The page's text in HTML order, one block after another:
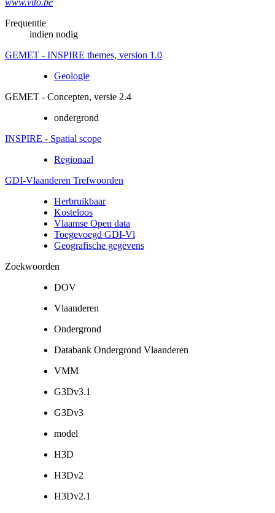
Frequentie
indien nodig
GEMET - INSPIRE themes, version 1.0
Geologie
GEMET - Concepten, versie 2.4
ondergrond
INSPIRE - Spatial scope
Regionaal
GDI-Vlaanderen Trefwoorden
Herbruikbaar
Kosteloos
Vlaamse Open data
Toegevoegd GDI-Vl
Geografische gegevens
Zoekwoorden
DOV
Vlaanderen
Ondergrond
Databank Ondergrond Vlaanderen
VMM
G3Dv3.1
G3Dv3
model
H3D
H3Dv2
H3Dv2.1